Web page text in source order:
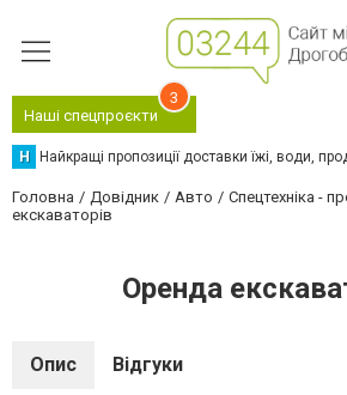
Наші спецпроєкти
3
Н Найкращі пропозиції доставки їжі, води,
Головна Довідник Авто Спецтехніка -
екскаваторів
Оренда
Опис Відгуки